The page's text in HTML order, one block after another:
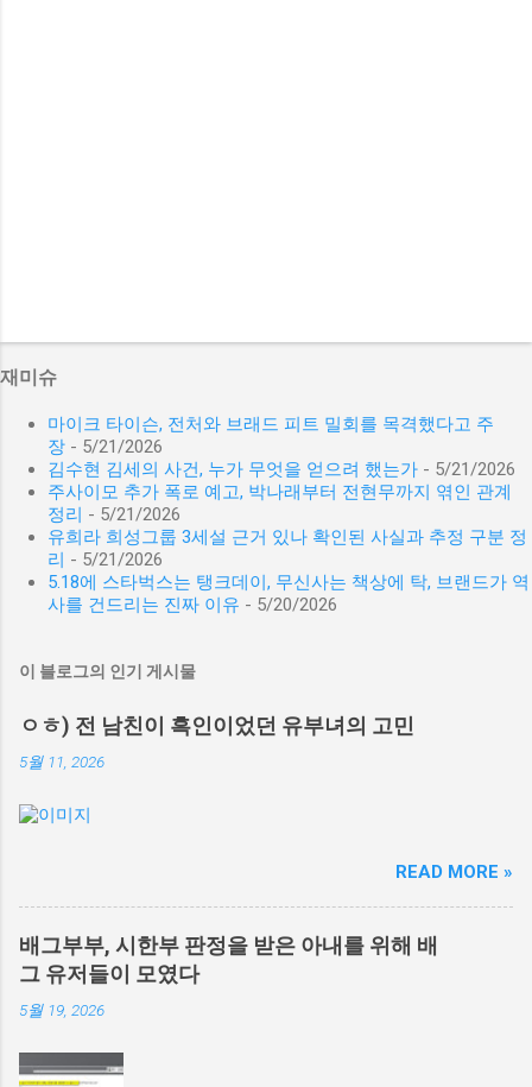
재미슈
마이크 타이슨, 전처와 브래드 피트 밀회를 목격했다고 주
장 - 5/21/2026
김수현 김세의 사건, 누가 무엇을 얻으려 했는가 - 5/21/2026
주사이모 추가 폭로 예고, 박나래부터 전현무까지 엮인 관계
정리 - 5/21/2026
유희라 희성그룹 3세설 근거 있나 확인된 사실과 추정 구분 정
리 - 5/21/2026
5.18에 스타벅스는 탱크데이, 무신사는 책상에 탁, 브랜드가 역
사를 건드리는 진짜 이유 - 5/20/2026
이 블로그의 인기 게시물
ㅇㅎ) 전 남친이 흑인이었던 유부녀의 고민
5월 11, 2026
READ MORE »
배그부부, 시한부 판정을 받은 아내를 위해 배
그 유저들이 모였다
5월 19, 2026